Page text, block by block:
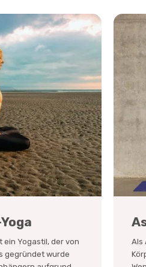
ein Yogastil, der von
gegründet wurde
Als